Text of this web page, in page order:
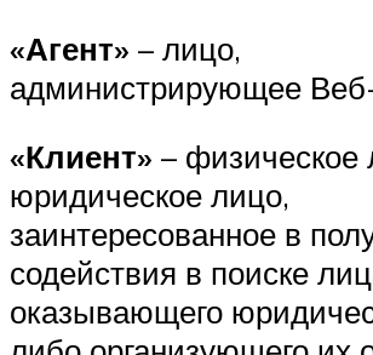
«Агент» – лицо,
администрирующее
«Клиент» – физическое
юридическое лицо,
заинтересованное в
содействия в поиске
оказывающего